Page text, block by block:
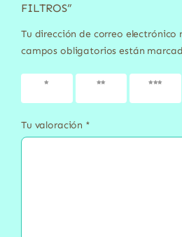
FILTROS”
Tu dirección de correo electrónico
campos obligatorios están
1 de 5
2 de 5
3 de 5
Tu valoración *